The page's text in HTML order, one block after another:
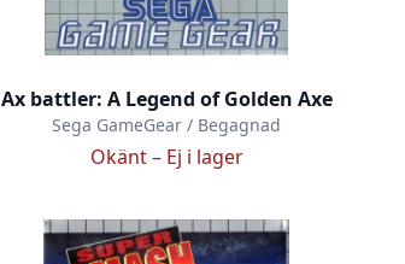
Ax battler: A Legend of Golden Axe
Sega GameGear / Begagnad
Okänt – Ej i lager